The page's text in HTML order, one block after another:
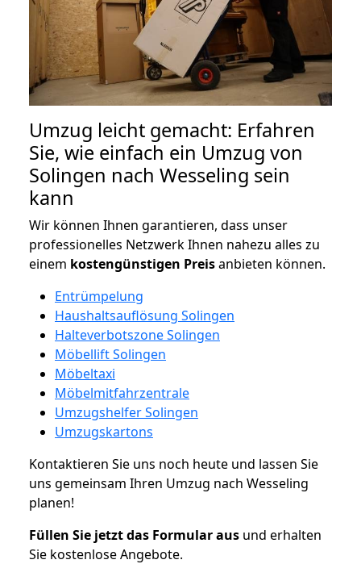
Umzug leicht gemacht: Erfahren
Sie, wie einfach ein Umzug von
Solingen nach Wesseling sein
kann
Wir können Ihnen garantieren, dass unser
professionelles Netzwerk Ihnen nahezu alles zu
einem kostengünstigen Preisanbieten können.
Entrümpelung
Haushaltsauflösung Solingen
Halteverbotszone Solingen
Möbellift Solingen
Möbeltaxi
Möbelmitfahrzentrale
Umzugshelfer Solingen
Umzugskartons
Kontaktieren Sie uns noch heute und lassen Sie
uns gemeinsam Ihren Umzug nach Wesseling
planen!
Füllen Sie jetzt das Formular aus und erhalten
Sie kostenlose Angebote.